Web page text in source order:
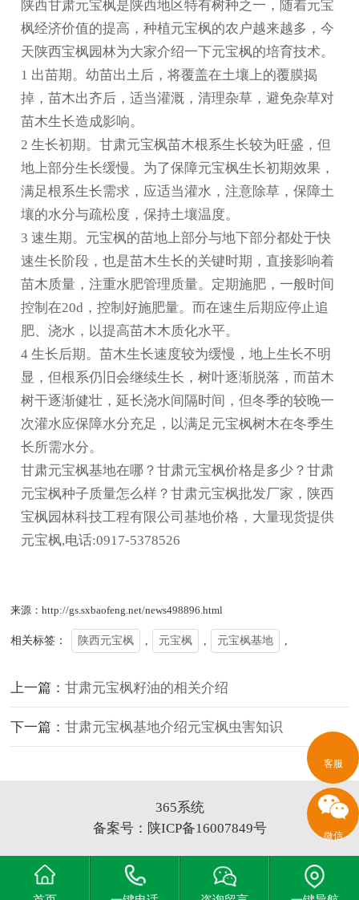
陕西甘肃元宝枫是陕西地区特有树种之一，随着元宝
枫经济价值的提高，种植元宝枫的农户越来越多，今
天陕西宝枫园林为大家介绍一下元宝枫的培育技术。
1 出苗期。幼苗出土后，将覆盖在土壤上的覆膜揭
掉，苗木出齐后，适当灌溉，清理杂草，避免杂草对
苗木生长造成影响。
2 生长初期。甘肃元宝枫苗木根系生长较为旺盛，但
地上部分生长缓慢。为了保障元宝枫生长初期效果，
满足根系生长需求，应适当灌水，注意除草，保障土
壤的水分与疏松度，保持土壤温度。
3 速生期。元宝枫的苗地上部分与地下部分都处于快
速生长阶段，也是苗木生长的关键时期，直接影响着
苗木质量，注重水肥管理质量。定期施肥，一般时间
控制在20d，控制好施肥量。而在速生后期应停止追
肥、浇水，以提高苗木木质化水平。
4 生长后期。苗木生长速度较为缓慢，地上生长不明
显，但根系仍旧会继续生长，树叶逐渐脱落，而苗木
树干逐渐健壮，延长浇水间隔时间，但冬季的较晚一
次灌水应保障水分充足，以满足元宝枫树木在冬季生
长所需水分。
甘肃元宝枫基地在哪？甘肃元宝枫价格是多少？甘肃
元宝枫种子质量怎么样？甘肃元宝枫批发厂家，陕西
宝枫园林科技工程有限公司基地价格，大量现货提供
元宝枫,电话:0917-5378526
来源：http://gs.sxbaofeng.net/news498896.html
相关标签： 陕西元宝枫 元宝枫 元宝枫基地
上一篇：甘肃元宝枫籽油的相关介绍
下一篇：甘肃元宝枫基地介绍元宝枫虫害知识
365系统
备案号： 陕ICP备16007849号
客服
微信